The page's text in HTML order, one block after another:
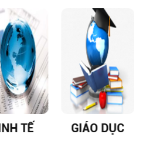
DỤC
DỊCH VIÊM